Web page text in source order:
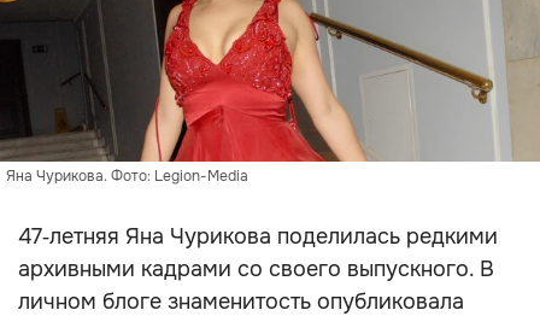
Яна Чурикова. Фото: Legion-Media
47‑летняя Яна Чурикова поделилась редкими
архивными кадрами со своего выпускного. В
личном блоге знаменитость опубликовала